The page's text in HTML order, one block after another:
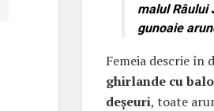
malul Râului
gunoaie
Femeia descrie în
ghirlande cu
deșeuri, toate